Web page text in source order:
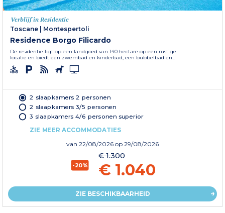
Verblijf in Residentie
Toscane
Montespertoli
Residence Borgo Filicardo
De residentie ligt op een landgoed van 140 hectare op een rustige
locatie en biedt een zwembad en kinderbad, een bubbelbad en...
2 slaapkamers 2 personen
2 slaapkamers 3/5 personen
3 slaapkamers 4/6 personen superior
ZIE MEER ACCOMMODATIES
van 22/08/2026 op 29/08/2026
-20%
€ 1.300
€ 1.040
ZIE BESCHIKBAARHEID